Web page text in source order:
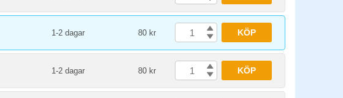
1-2 dagar 80 kr KÖP
1-2 dagar 80 kr KÖP